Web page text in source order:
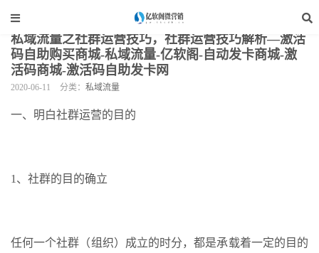
当前位置： 自媒体运营 > 私域流量
私域流量之社群运营技巧，社群运营技巧解析—激活
码自助购买商城-私域流量-亿软阁-自动发卡商城-激
活码商城-激活码自助发卡网
2020-06-11 分类： 私域流量
一、明白社群运营的目的
1、社群的目的确立
任何一个社群（组织）成立的时分，都是承载着一定的目的